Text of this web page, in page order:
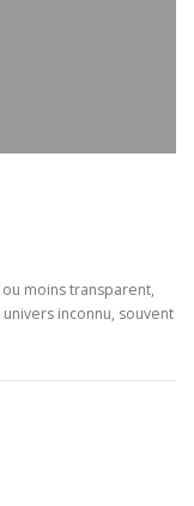
moins transparent,
inconnu, souvent